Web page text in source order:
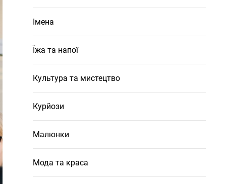
Імена
Їжа та напої
Культура та мистецтво
Курйози
Малюнки
Мода та краса